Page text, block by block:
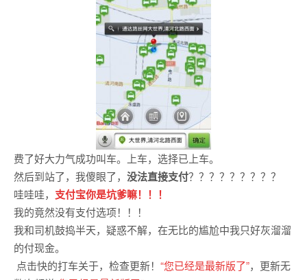
费了好大力气成功叫车。上车，选择已上车。
然后到站了，我傻眼了， 没法直接支付？？？？？？？？？
哇哇哇， 支付宝你是坑爹嘛！！！
我的竟然没有支付选项！！！
我和司机鼓捣半天，疑惑不解，在无比的尴尬中我只好灰溜溜
的付现金。
点击快的打车关于，检查更新！ “您已经是最新版了”，更新无